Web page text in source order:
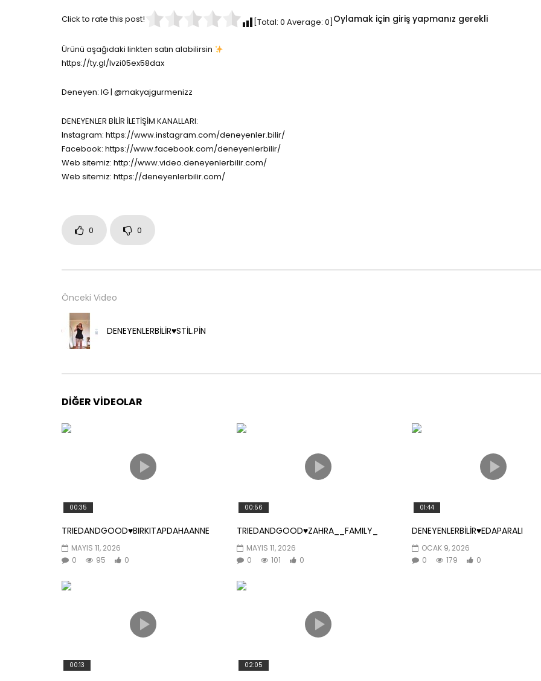
Click to rate this post! [Total: 0 Average: 0 Oylamak için giriş yapmanız gerekli
Ürünü aşağıdaki linkten satın alabilirsin
https://ty.gl/lvzi05ex58dax
Deneyen: IG | @makyajgurmenizz
DENEYENLER BİLİR İLETİŞİM KANALLARI:
Instagram: https://www.instagram.com/deneyenler.bilir/
Facebook: https://www.facebook.com/deneyenlerbilir/
Web sitemiz: http://www.video.deneyenlerbilir.com/
Web sitemiz: https://deneyenlerbilir.com/
0 0
Önceki Video
DENEYENLERBİLİR♥️STİL.PİN
DIĞER VIDEOLAR
00:35
TRIEDANDGOOD♥️BIRKITAPDAHAANNE
MAYIS 11, 2026
0
95 0
00:56
TRIEDANDGOOD♥️ZAHRA__FAMILY_
MAYIS 11, 2026
0
101 0
01:44
DENEYENLERBİLİR♥️EDAPARALI
OCAK 9, 2026
0
179 0
00:13 02:05